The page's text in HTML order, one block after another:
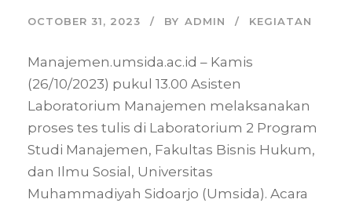
OCTOBER 31, 2023 BY ADMIN KEGIATAN
Manajemen.umsida.ac.id – Kamis
(26/10/2023) pukul 13.00 Asisten
Laboratorium Manajemen melaksanakan
proses tes tulis di Laboratorium 2 Program
Studi Manajemen, Fakultas Bisnis Hukum,
dan Ilmu Sosial, Universitas
Muhammadiyah Sidoarjo (Umsida). Acara